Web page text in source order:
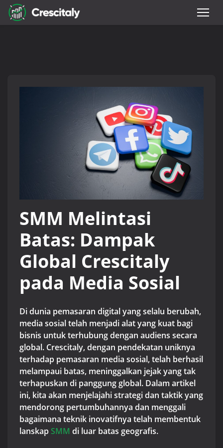
SMM Melintasi
Batas: Dampak
Global Crescitaly
pada Media Sosial
Di dunia pemasaran digital yang selalu berubah,
media sosial telah menjadi alat yang kuat bagi
bisnis untuk terhubung dengan audiens secara
global. Crescitaly, dengan pendekatan uniknya
terhadap pemasaran media sosial, telah berhasil
melampaui batas, meninggalkan jejak yang tak
terhapuskan di panggung global. Dalam artikel
ini, kita akan menjelajahi strategi dan taktik yang
mendorong pertumbuhannya dan menggali
bagaimana teknik inovatifnya telah membentuk
lanskap SMM di luar batas geografis.